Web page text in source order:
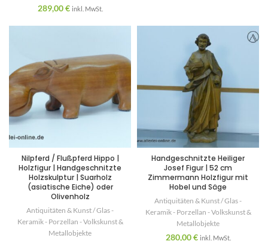
289,00€ inkl. MwSt.
Nilpferd / Flußpferd Hippo |
Holzfigur | Handgeschnitzte
Holzskulptur | Suarholz
(asiatische Eiche) oder
Olivenholz
Antiquitäten & Kunst / Glas -
Keramik - Porzellan - Volkskunst &
Metallobjekte
Handgeschnitzte Heiliger
Josef Figur | 52 cm
Zimmermann Holzfigur mit
Hobel und Säge
Antiquitäten & Kunst / Glas -
Keramik - Porzellan - Volkskunst &
Metallobjekte
280,00€ inkl. MwSt.